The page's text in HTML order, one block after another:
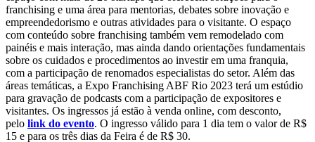
franchising e uma área para mentorias, debates sobre inovação e
empreendedorismo e outras atividades para o visitante. O espaço
com conteúdo sobre franchising também vem remodelado com
painéis e mais interação, mas ainda dando orientações fundamentais
sobre os cuidados e procedimentos ao investir em uma franquia,
com a participação de renomados especialistas do setor. Além das
áreas temáticas, a Expo Franchising ABF Rio 2023 terá um estúdio
para gravação de podcasts com a participação de expositores e
visitantes. Os ingressos já estão à venda online, com desconto,
pelo link do evento. O ingresso válido para 1 dia tem o valor de R$
15 e para os três dias da Feira é de R$ 30.